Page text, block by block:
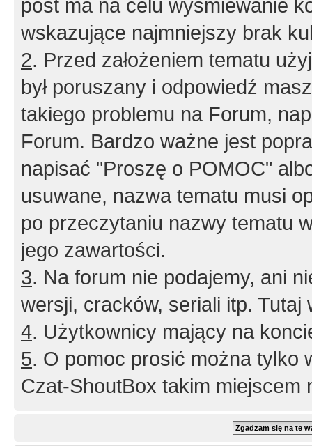
post ma na celu wyśmiewanie
wskazujące najmniejszy brak
2. Przed założeniem tematu
był poruszany i odpowiedź
takiego problemu na Forum,
Forum. Bardzo ważne jest
napisać "Proszę o POMOC"
usuwane, nazwa tematu musi
po przeczytaniu nazwy tematu
jego zawartości.
3. Na forum nie podajemy, ani
wersji, cracków, seriali itp. Tutaj
4. Użytkownicy mający na
5. O pomoc prosić można tylko
Czat-ShoutBox takim miejscem